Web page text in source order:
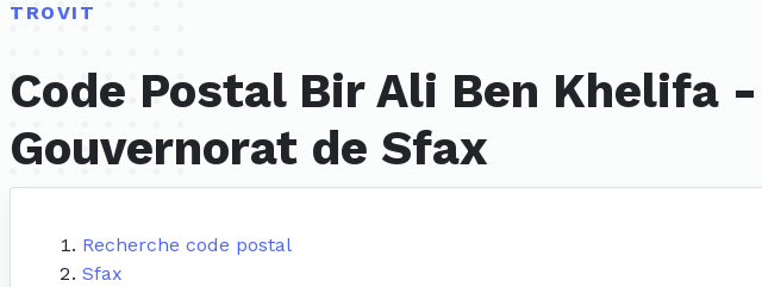
TROVIT
Code Postal Bir Ali Ben Khelifa
Gouvernorat de Sfax
Recherche code postal
Sfax